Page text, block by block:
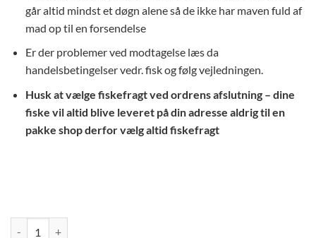
går altid mindst et døgn alene så de ikke har maven fuld af
mad op til en forsendelse
Er der problemer ved modtagelse læs da
handelsbetingelser vedr. fisk og følg vejledningen.
Husk at vælge fiskefragt ved ordrens afslutning – dine
fiske vil altid blive leveret på din adresse aldrig til en
pakke shop derfor vælg altid fiskefragt